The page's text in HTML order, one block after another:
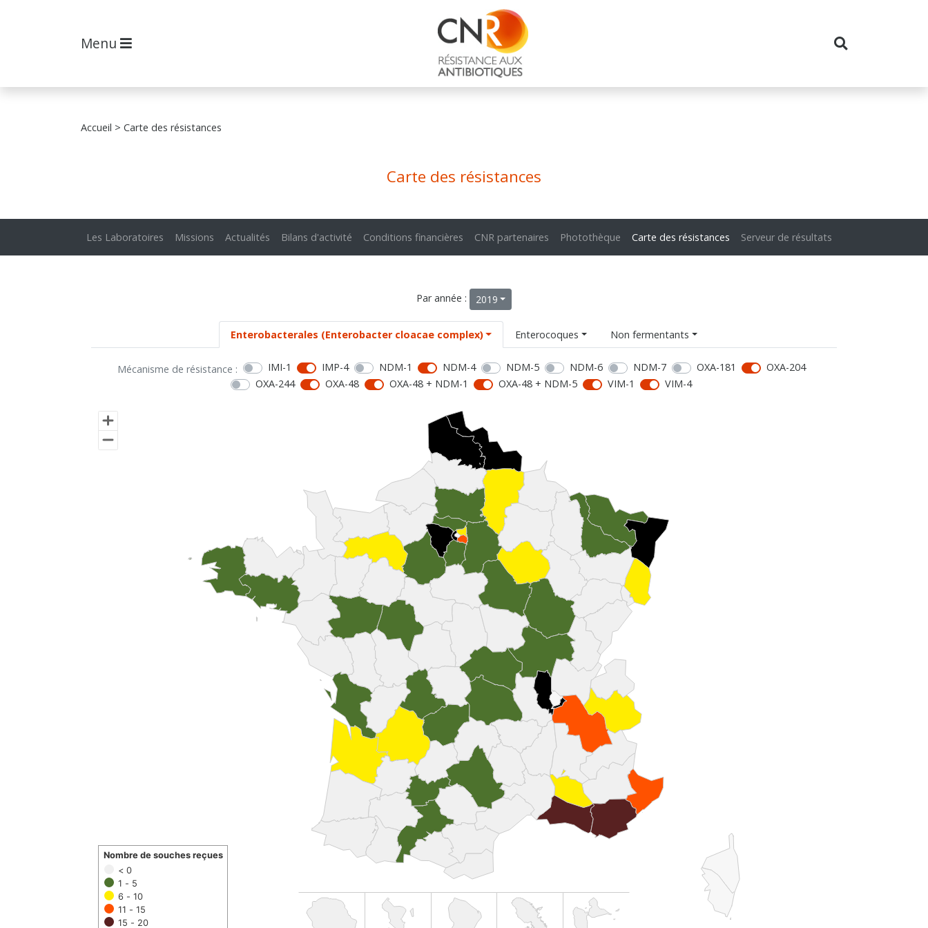
Menu
Accueil > Carte des résistances
Carte des résistances
Les Laboratoires Missions Actualités Bilans d'activité Conditions financières CNR partenaires Photothèque Carte des résistances Serveur de résultats
Par année : 2019
Enterobacterales (Enterobacter cloacae complex) Enterocoques Non fermentants
Mécanisme de résistance : IMI-1 IMP-4 NDM-1 NDM-4 NDM-5 NDM-6 NDM-7 OXA-181
OXA-204
OXA-244
OXA-48 OXA-48 + NDM-1 OXA-48 + NDM-5 VIM-1 VIM-4
< 0
1 - 5
6 - 10
11 - 15
15 - 20
Nombre de souches reçues